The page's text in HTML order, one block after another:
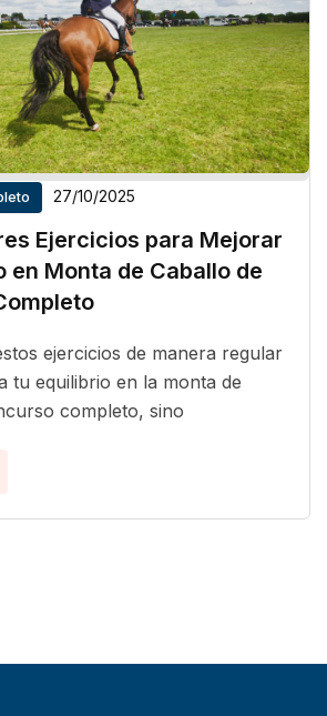
27/10/2025
Ejercicios para Mejorar
en Monta de Caballo de
ejercicios de manera regular
tu equilibrio en la monta de
completo, sino